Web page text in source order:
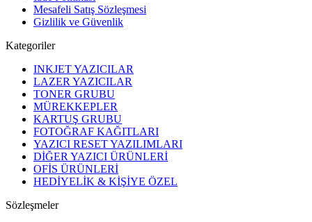
Mesafeli Satış Sözleşmesi
Gizlilik ve Güvenlik
Kategoriler
INKJET YAZICILAR
LAZER YAZICILAR
TONER GRUBU
MÜREKKEPLER
KARTUŞ GRUBU
FOTOĞRAF KAĞITLARI
YAZICI RESET YAZILIMLARI
DİĞER YAZICI ÜRÜNLERİ
OFİS ÜRÜNLERİ
HEDİYELİK & KİŞİYE ÖZEL
Sözleşmeler